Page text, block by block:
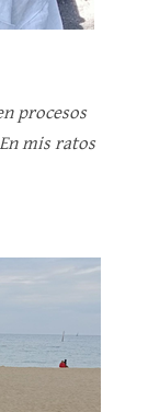
procesos
mis ratos